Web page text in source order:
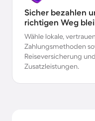
Sicher bezahlen
richtigen Weg
Wähle lokale,
Zahlungsmethoden
Reiseversicherung
Zusatzleistungen.